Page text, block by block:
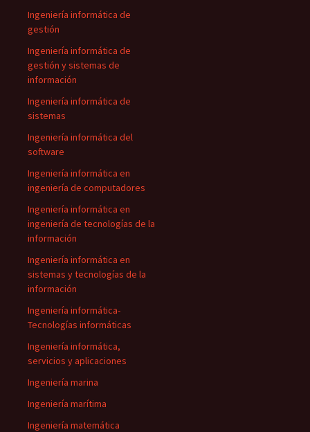
Ingeniería informática de
gestión
Ingeniería informática de
gestión y sistemas de
información
Ingeniería informática de
sistemas
Ingeniería informática del
software
Ingeniería informática en
ingeniería de computadores
Ingeniería informática en
ingeniería de tecnologías de la
información
Ingeniería informática en
sistemas y tecnologías de la
información
Ingeniería informática-
Tecnologías informáticas
Ingeniería informática,
servicios y aplicaciones
Ingeniería marina
Ingeniería marítima
Ingeniería matemática